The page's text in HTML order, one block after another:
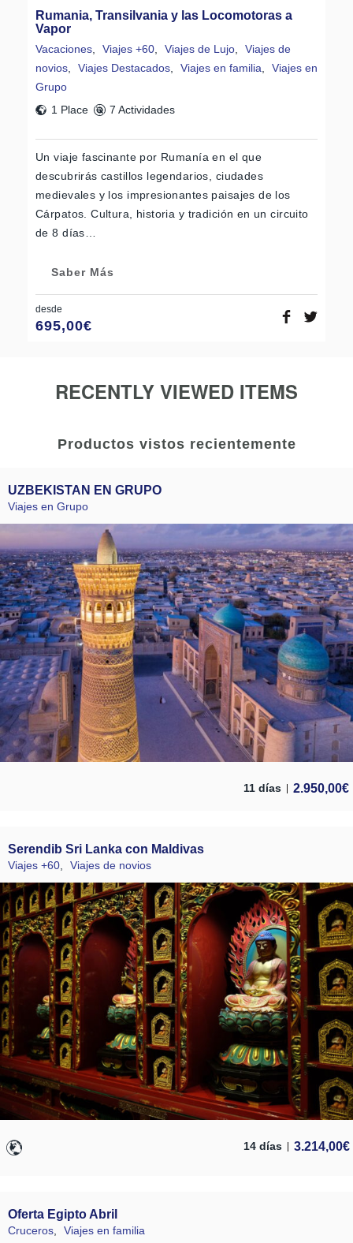
Rumania, Transilvania y las Locomotoras a
Vapor
Vacaciones Viajes +60 Viajes de Lujo
Viajes de
novios
Viajes Destacados Viajes en familia
Viajes en
Grupo
1 Place
7 Actividades
Un viaje fascinante por Rumanía en el que
descubrirás castillos legendarios, ciudades
medievales y los impresionantes paisajes de los
Cárpatos. Cultura, historia y tradición en un circuito
de 8 días…
Saber Más
desde
695,00€
RECENTLY VIEWED ITEMS
Productos vistos recientemente
UZBEKISTAN EN GRUPO
Viajes en Grupo
11 días 2.950,00€
Serendib Sri Lanka con Maldivas
Viajes +60 Viajes de novios
14 días 3.214,00€
Oferta Egipto Abril
Cruceros, Viajes en familia